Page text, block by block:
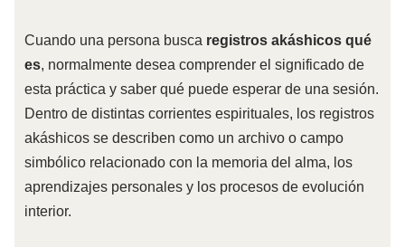
Cuando una persona busca registros akáshicos qué
es, normalmente desea comprender el significado de
esta práctica y saber qué puede esperar de una sesión.
Dentro de distintas corrientes espirituales, los registros
akáshicos se describen como un archivo o campo
simbólico relacionado con la memoria del alma, los
aprendizajes personales y los procesos de evolución
interior.